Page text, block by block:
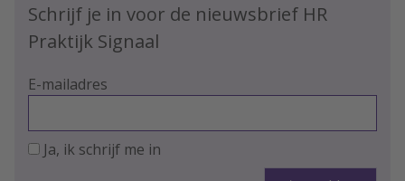
Schrijf je in voor de nieuwsbrief HR
Praktijk Signaal
E-mailadres
Ja, ik schrijf me in